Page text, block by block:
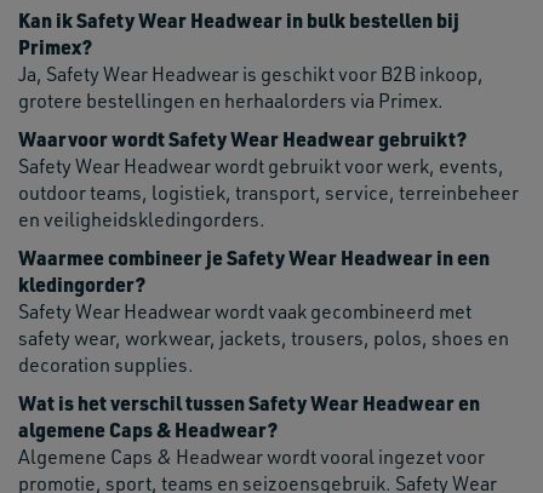
Kan ik Safety Wear Headwear in bulk bestellen bij
Primex?
Ja, Safety Wear Headwear is geschikt voor B2B inkoop,
grotere bestellingen en herhaalorders via Primex.
Waarvoor wordt Safety Wear Headwear gebruikt?
Safety Wear Headwear wordt gebruikt voor werk, events,
outdoor teams, logistiek, transport, service, terreinbeheer
en veiligheidskledingorders.
Waarmee combineer je Safety Wear Headwear in een
kledingorder?
Safety Wear Headwear wordt vaak gecombineerd met
safety wear, workwear, jackets, trousers, polos, shoes en
decoration supplies.
Wat is het verschil tussen Safety Wear Headwear en
algemene Caps & Headwear?
Algemene Caps & Headwear wordt vooral ingezet voor
promotie, sport, teams en seizoensgebruik. Safety Wear